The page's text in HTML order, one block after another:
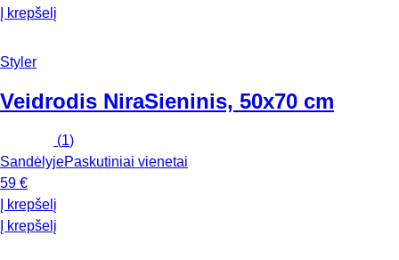
Į krepšelį
Styler
Veidrodis NiraSieninis, 50x70 cm
(1)
SandėlyjePaskutiniai vienetai
59 €
Į krepšelį
Į krepšelį